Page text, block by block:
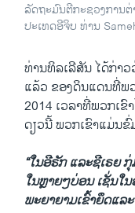
ລັດຖະມົນຕີກະຊວງການ
ປະເທດອີຈິບ ທ່ານ
ທ່ານ​ທິລ​ເລີ​ສັນ ໄດ້ກ່າ
ແລ້ວ ຂອງດິນແດນທີ່ພ
2014 ເວລາທີ່ພວກເ
ດຽວນີ້ ພວກເຂົາແມ່ນ
“ໃນອີຣັກ ແລະຊີເຣຍ
ໃນຫຼາຍໆບ່ອນ ເຊັ່ນໃ
ພະຍາຍາມເຂົ້າຍຶດແລ